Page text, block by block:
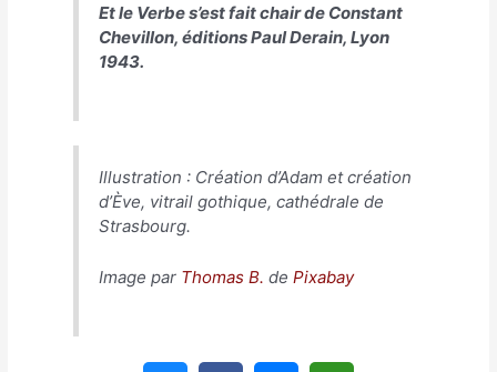
Et le Verbe s’est fait chairde Constant
Chevillon, éditions Paul Derain, Lyon
1943.
Illustration : Création d’Adam et création
d’Ève, vitrail gothique, cathédrale de
Strasbourg.
Image par Thomas B. dePixabay